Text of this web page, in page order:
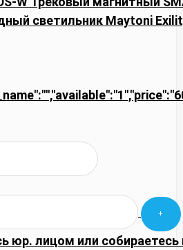
светильник Maytoni
юр. лицом или собираетесь